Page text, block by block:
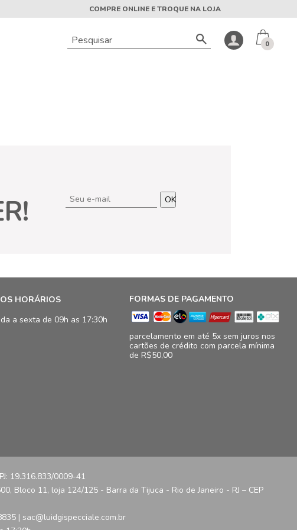
COMPRE ONLINE E TROQUE NA LOJA
0
OK
HORÁRIOS
a sexta de 09h as 17:30h
FORMAS DE PAGAMENTO
parcelamento em até 5x sem juros nos
cartões de crédito com parcela mínima
de R$50,00
19.316.833/0009-41
Bloco 11, loja 124/125 - Barra da Tijuca - Rio de Janeiro - RJ – CEP
| sac@luidgispecciale.com.br